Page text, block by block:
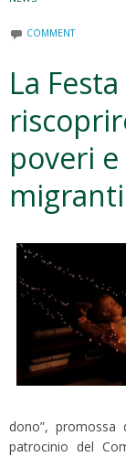
COMMENT
La
poveri e
migranti
dono”, promossa
patrocinio del